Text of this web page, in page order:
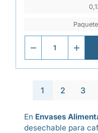
1 2 3
En Envases
desechable para